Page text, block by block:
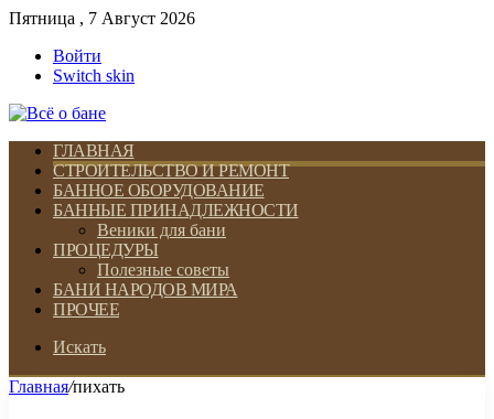
Пятница , 7 Август 2026
Войти
Switch skin
ГЛАВНАЯ
СТРОИТЕЛЬСТВО И РЕМОНТ
БАННОЕ ОБОРУДОВАНИЕ
БАННЫЕ ПРИНАДЛЕЖНОСТИ
Веники для бани
ПРОЦЕДУРЫ
Полезные советы
БАНИ НАРОДОВ МИРА
ПРОЧЕЕ
Искать
Главная/пихать